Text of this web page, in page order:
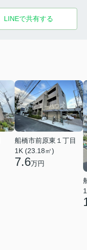
LINEで共有する
船橋市前原東１丁目
1K (23.18㎡)
7.6万円